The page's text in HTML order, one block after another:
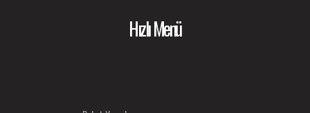
Hızlı Menü